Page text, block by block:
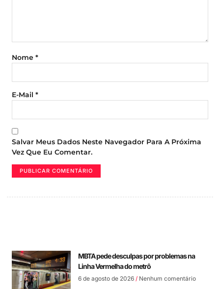
Nome *
E-Mail *
Salvar Meus Dados Neste Navegador Para A Próxima
Vez Que Eu Comentar.
MBTA pede desculpas por problemas na
Linha Vermelha do metrô
6 de agosto de 2026 Nenhum comentário